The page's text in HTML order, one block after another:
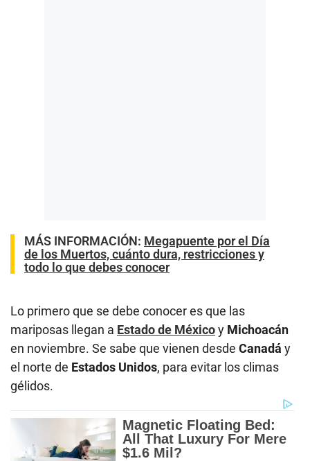
MÁS INFORMACIÓN: Megapuente por el Día
de los Muertos, cuánto dura, restricciones y
todo lo que debes conocer
Lo primero que se debe conocer es que las
mariposas llegan a Estado de Méxicoy Michoacán
en noviembre. Se sabe que vienen desde Canadá y
el norte de Estados Unidos, para evitar los climas
gélidos.